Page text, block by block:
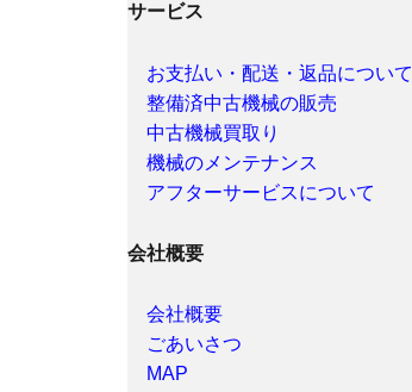
サービス
お支払い・配送・返品について
整備済中古機械の販売
中古機械買取り
機械のメンテナンス
アフターサービスについて
会社概要
会社概要
ごあいさつ
MAP